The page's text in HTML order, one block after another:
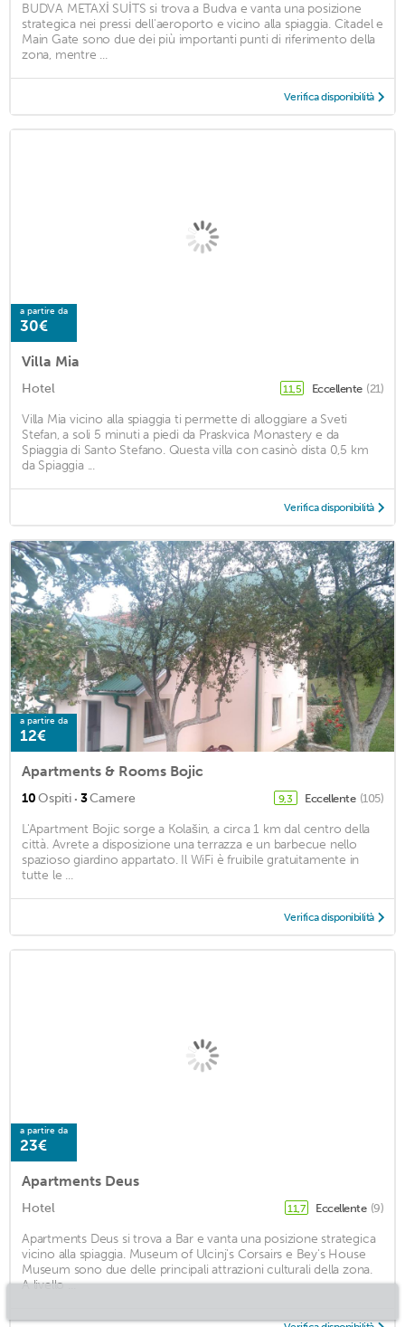
BUDVA METAXİ SUİTS si trova a Budva e vanta una posizione
strategica nei pressi dell'aeroporto e vicino alla spiaggia. Citadel e
Main Gate sono due dei più importanti punti di riferimento della
zona, mentre ...
Verifica disponibilità
a partire da
30€
Villa Mia
Hotel 11,5 Eccellente (21)
Villa Mia vicino alla spiaggia ti permette di alloggiare a Sveti
Stefan, a soli 5 minuti a piedi da Praskvica Monastery e da
Spiaggia di Santo Stefano. Questa villa con casinò dista 0,5 km
da Spiaggia ...
Verifica disponibilità
a partire da
12€
Apartments & Rooms Bojic
10Ospiti · 3Camere 9,3 Eccellente (105)
L'Apartment Bojic sorge a Kolašin, a circa 1 km dal centro della
città. Avrete a disposizione una terrazza e un barbecue nello
spazioso giardino appartato. Il WiFi è fruibile gratuitamente in
tutte le ...
Verifica disponibilità
a partire da
23€
Apartments Deus
Hotel 11,7 Eccellente (9)
Apartments Deus si trova a Bar e vanta una posizione strategica
vicino alla spiaggia. Museum of Ulcinj's Corsairs e Bey's House
Museum sono due delle principali attrazioni culturali della zona.
A livello ...